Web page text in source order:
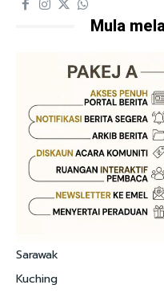
Mula
Sarawak
Kuching